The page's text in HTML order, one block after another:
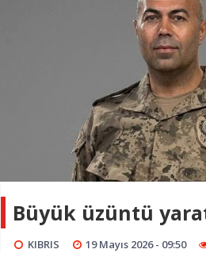
Büyük üzüntü
KIBRIS 19 Mayıs 2026 - 09:50